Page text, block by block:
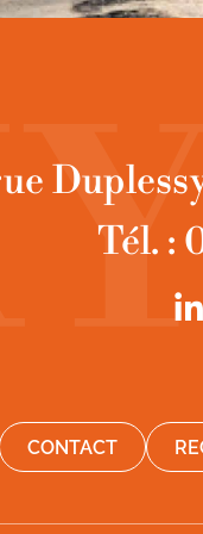
Tél. :
CONTACT